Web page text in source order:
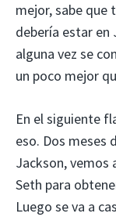
mejor, sabe que
debería estar en
alguna vez se
un poco mejor
En el siguiente
eso. Dos meses
Jackson, vemos
Seth para
Luego se va a